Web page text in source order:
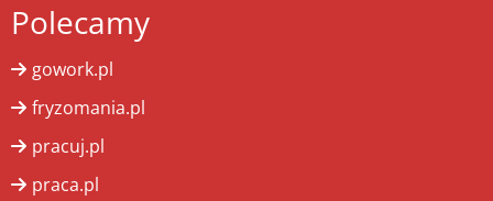
Polecamy
gowork.pl
fryzomania.pl
pracuj.pl
praca.pl